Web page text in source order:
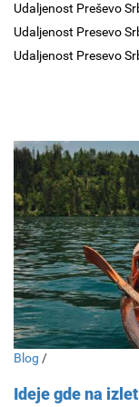
Udaljenost Preševo
Udaljenost Presevo
Udaljenost Presevo
Blog /
Ideje gde na